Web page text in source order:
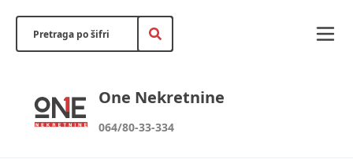
One Nekretnine
064/80-33-334